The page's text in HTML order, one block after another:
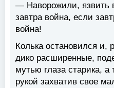
— Наворожили, язвить
завтра война, если
война!
Колька остановился и,
дико расширенные,
мутью глаза старика, а
рукой захватив свое